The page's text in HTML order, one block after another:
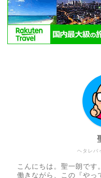
ヘタレバ
こんにちは。聖一朗です
働きながら、この『やっ